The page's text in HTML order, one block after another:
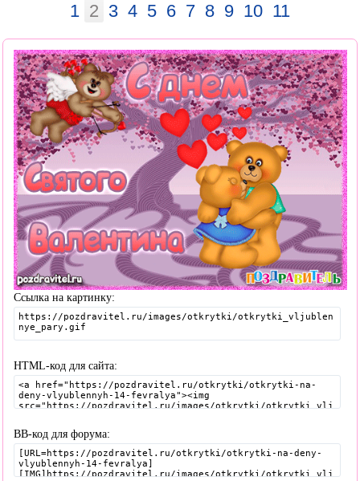
1 2 3 4 5 6 7 8 9 10 11
Ссылка на картинку:
HTML-код для сайта:
BB-код для форума: